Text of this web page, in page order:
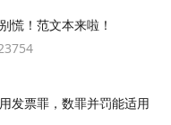
慌！范文本来啦！
发票罪，数罪并罚能适用